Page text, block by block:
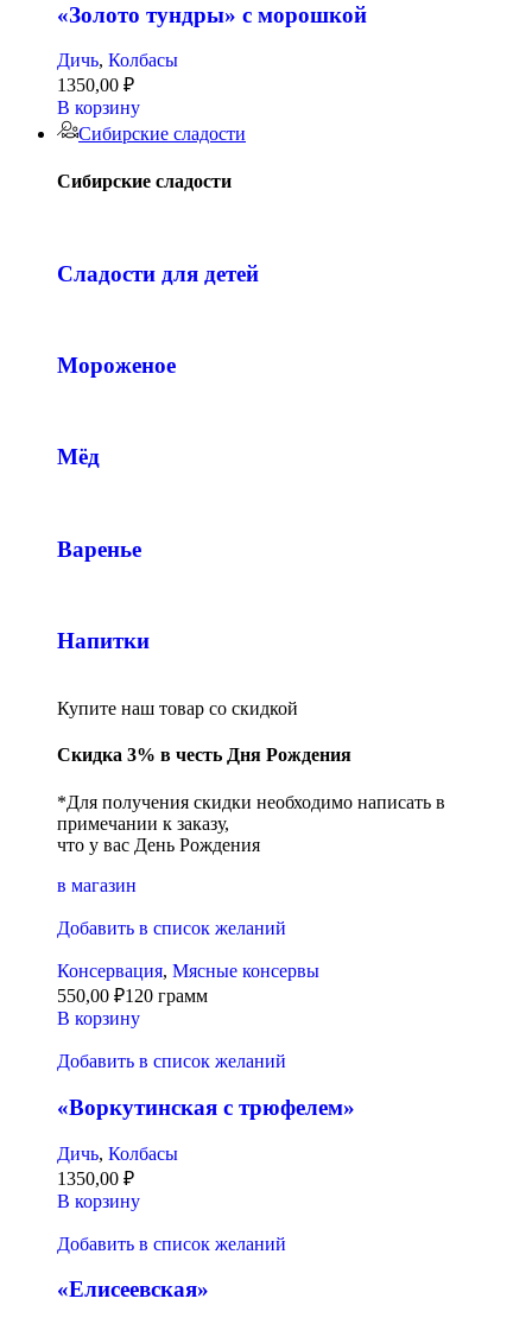
«Золото тундры» с морошкой
Дичь, Колбасы
1350,00 ₽
В корзину
Сибирские сладости
Сибирские сладости
Сладости для детей
Мороженое
Мёд
Варенье
Напитки
Купите наш товар со скидкой
Скидка 3% в честь Дня Рождения
*Для получения скидки необходимо написать в
примечании к заказу,
что у вас День Рождения
в магазин
Добавить в список желаний
Консервация, Мясные консервы
550,00 ₽120 грамм
В корзину
Добавить в список желаний
«Воркутинская с трюфелем»
Дичь, Колбасы
1350,00 ₽
В корзину
Добавить в список желаний
«Елисеевская»